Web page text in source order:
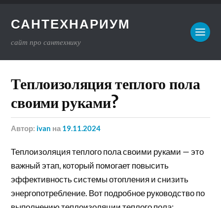
САНТЕХНАРИУМ
сайт про сантехнику
Теплоизоляция теплого пола
своими руками?
Автор: ivan на 19.11.2024
Теплоизоляция теплого пола своими руками — это
важный этап, который помогает повысить
эффективность системы отопления и снизить
энергопотребление. Вот подробное руководство по